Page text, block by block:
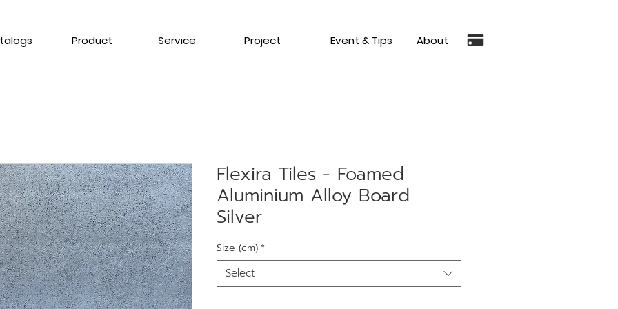
Product Service Project Event & Tips About
Flexira Tiles - Foamed
Aluminium Alloy Board
Silver
Size (cm)*
Select